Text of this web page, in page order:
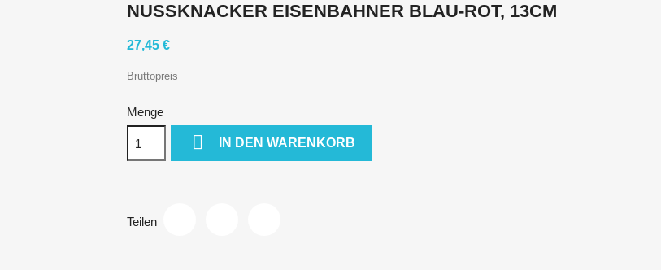
NUSSKNACKER EISENBAHNER BLAU-ROT, 13CM
27,45 €
Bruttopreis
Menge
 IN DEN WARENKORB
Teilen